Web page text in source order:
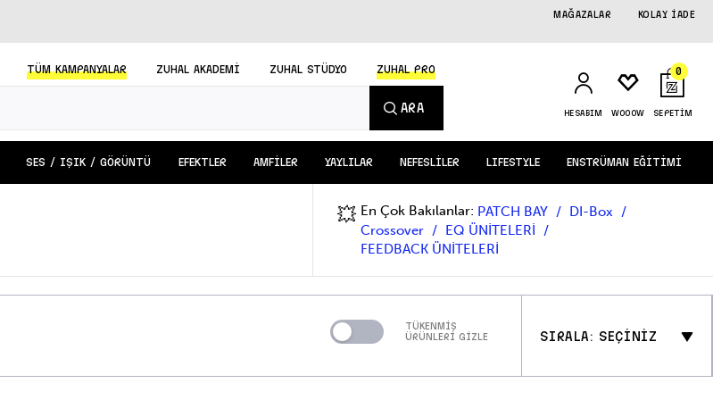
KOLAY İADE
MAĞAZALAR
TÜMKAMPANYALAR ZUHAL AKADEMİ ZUHAL STÜDYO ZUHAL PRO
ARA HESABIM WOOOW
0
SEPETİM
SES / IŞIK / GÖRÜNTÜ EFEKTLER AMFİLER YAYLILAR NEFESLİLER LIFESTYLE ENSTRÜMAN EĞİTİMİ
💥 En Çok Bakılanlar: PATCH BAY
DI-Box
Crossover
EQ ÜNİTELERİ
FEEDBACK ÜNİTELERİ
TÜKENMİŞ
ÜRÜNLERİ GİZLE
SIRALA: SEÇİNİZ